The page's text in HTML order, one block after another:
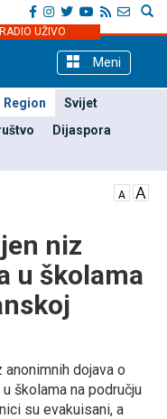
RADIO UŽIVO
Meni
Region
Svijet
Dijaspora
niz
u školama
dojava o
školama na području
su evakuisani, a